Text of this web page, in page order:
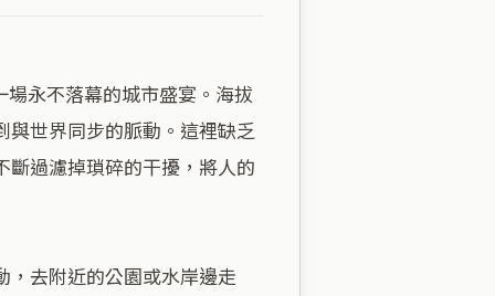
世界同步的脈動。這裡缺乏
過濾掉瑣碎的干擾，將人的
，去附近的公園或水岸邊走